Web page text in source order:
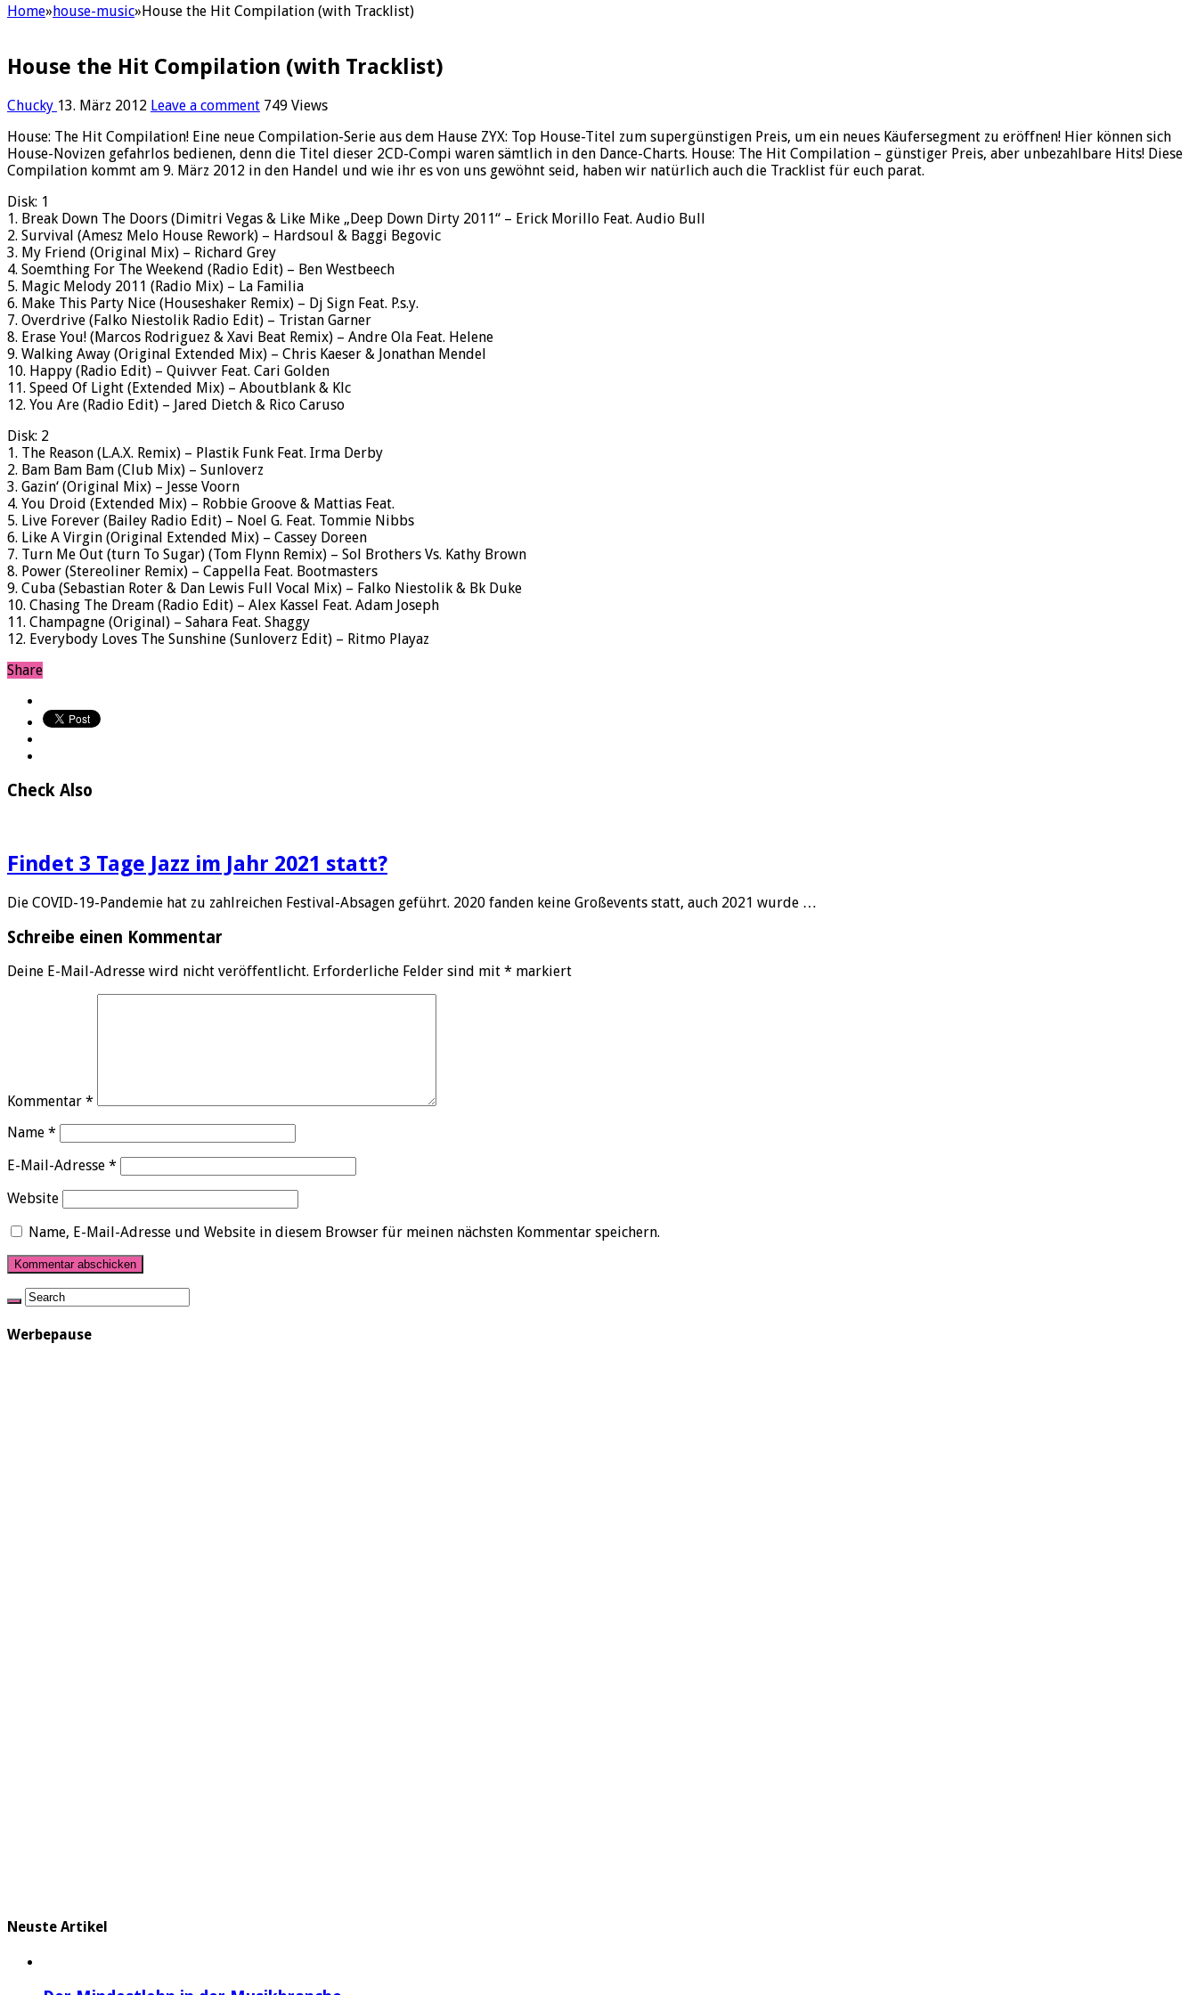
Home»house-music»House the Hit Compilation (with Tracklist)
House the Hit Compilation (with Tracklist)
Chucky 13. März 2012 Leave a comment 749 Views
House: The Hit Compilation! Eine neue Compilation-Serie aus dem Hause ZYX: Top House-Titel zum supergünstigen Preis, um ein neues Käufersegment zu eröffnen! Hier können sich
House-Novizen gefahrlos bedienen, denn die Titel dieser 2CD-Compi waren sämtlich in den Dance-Charts. House: The Hit Compilation – günstiger Preis, aber unbezahlbare Hits! Diese
Compilation kommt am 9. März 2012 in den Handel und wie ihr es von uns gewöhnt seid, haben wir natürlich auch die Tracklist für euch parat.
Disk: 1
1. Break Down The Doors (Dimitri Vegas & Like Mike „Deep Down Dirty 2011“ – Erick Morillo Feat. Audio Bull
2. Survival (Amesz Melo House Rework) – Hardsoul & Baggi Begovic
3. My Friend (Original Mix) – Richard Grey
4. Soemthing For The Weekend (Radio Edit) – Ben Westbeech
5. Magic Melody 2011 (Radio Mix) – La Familia
6. Make This Party Nice (Houseshaker Remix) – Dj Sign Feat. P.s.y.
7. Overdrive (Falko Niestolik Radio Edit) – Tristan Garner
8. Erase You! (Marcos Rodriguez & Xavi Beat Remix) – Andre Ola Feat. Helene
9. Walking Away (Original Extended Mix) – Chris Kaeser & Jonathan Mendel
10. Happy (Radio Edit) – Quivver Feat. Cari Golden
11. Speed Of Light (Extended Mix) – Aboutblank & Klc
12. You Are (Radio Edit) – Jared Dietch & Rico Caruso
Disk: 2
1. The Reason (L.A.X. Remix) – Plastik Funk Feat. Irma Derby
2. Bam Bam Bam (Club Mix) – Sunloverz
3. Gazin‘ (Original Mix) – Jesse Voorn
4. You Droid (Extended Mix) – Robbie Groove & Mattias Feat.
5. Live Forever (Bailey Radio Edit) – Noel G. Feat. Tommie Nibbs
6. Like A Virgin (Original Extended Mix) – Cassey Doreen
7. Turn Me Out (turn To Sugar) (Tom Flynn Remix) – Sol Brothers Vs. Kathy Brown
8. Power (Stereoliner Remix) – Cappella Feat. Bootmasters
9. Cuba (Sebastian Roter & Dan Lewis Full Vocal Mix) – Falko Niestolik & Bk Duke
10. Chasing The Dream (Radio Edit) – Alex Kassel Feat. Adam Joseph
11. Champagne (Original) – Sahara Feat. Shaggy
12. Everybody Loves The Sunshine (Sunloverz Edit) – Ritmo Playaz
Share
Check Also
Findet 3 Tage Jazz im Jahr 2021 statt?
Die COVID-19-Pandemie hat zu zahlreichen Festival-Absagen geführt. 2020 fanden keine Großevents statt, auch 2021 wurde …
Schreibe einen Kommentar
Deine E-Mail-Adresse wird nicht veröffentlicht. Erforderliche Felder sind mit * markiert
Kommentar *
Name *
E-Mail-Adresse *
Website
Name, E-Mail-Adresse und Website in diesem Browser für meinen nächsten Kommentar speichern.
Werbepause
Neuste Artikel